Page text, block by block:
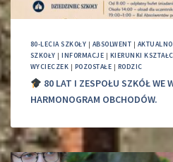
80-LECIA SZKOŁY | ABSOLWENT |
SZKOŁY |INFORMACJE | KIERUNKI
WYCIECZEK | POZOSTAŁE | RODZIC
80 LAT I ZESPOŁU SZKÓŁ WE
HARMONOGRAM OBCHODÓW.